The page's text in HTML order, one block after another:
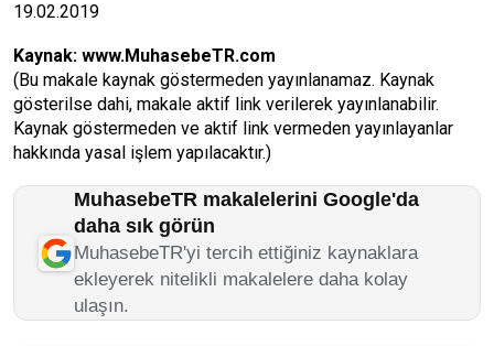
19.02.2019
Kaynak: www.MuhasebeTR.com
(Bu makale kaynak göstermeden yayınlanamaz. Kaynak
gösterilse dahi, makale aktif link verilerek yayınlanabilir.
Kaynak göstermeden ve aktif link vermeden yayınlayanlar
hakkında yasal işlem yapılacaktır.)
MuhasebeTR makalelerini Google'da
daha sık görün
MuhasebeTR'yi tercih ettiğiniz kaynaklara
ekleyerek nitelikli makalelere daha kolay
ulaşın.